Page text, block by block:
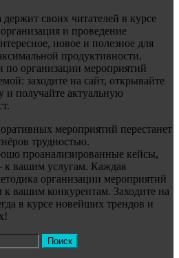
держит своих читателей в курсе
и проведение
новое и полезное для
продуктивности.
по организации мероприятий
заходите на сайт, открывайте
и получайте актуальную
мероприятий перестанет
трудностью.
проанализированные кейсы,
вашим услугам. Каждая
организации мероприятий
вашим конкурентам. Заходите на
в курсе новейших трендов и